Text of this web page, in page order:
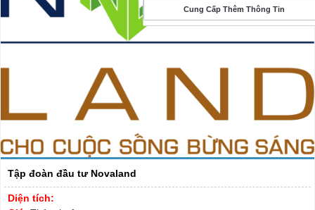
Tập đoàn đầu tư Novaland
Diện tích:
Cung Cấp Thêm Thông Tin